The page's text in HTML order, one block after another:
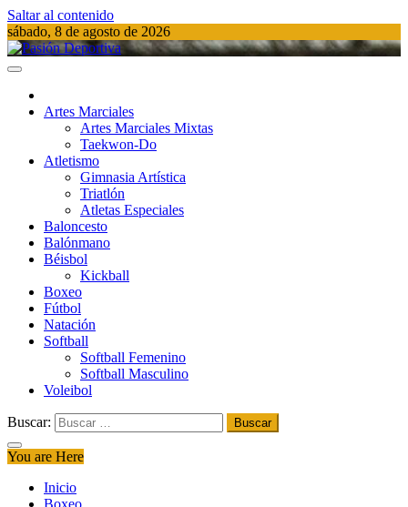
Saltar al contenido
sábado, 8 de agosto de 2026
Artes Marciales
Artes Marciales Mixtas
Taekwon-Do
Atletismo
Gimnasia Artística
Triatlón​
Atletas Especiales
Baloncesto
Balónmano
Béisbol
Kickball​
Boxeo
Fútbol
Natación​
Softball​
Softball​ Femenino
Softball​ Masculino
Voleibol​
Buscar:
You are Here
Inicio
Boxeo